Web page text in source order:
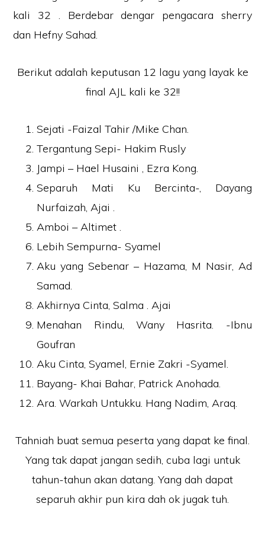
kali 32 . Berdebar dengar pengacara sherry
dan Hefny Sahad.
Berikut adalah keputusan 12 lagu yang layak ke
final AJL kali ke 32!!
Sejati -Faizal Tahir /Mike Chan.
Tergantung Sepi- Hakim Rusly
Jampi – Hael Husaini , Ezra Kong.
Separuh Mati Ku Bercinta-, Dayang
Nurfaizah, Ajai .
Amboi – Altimet .
Lebih Sempurna- Syamel
Aku yang Sebenar – Hazama, M Nasir, Ad
Samad.
Akhirnya Cinta, Salma . Ajai
Menahan Rindu, Wany Hasrita. -Ibnu
Goufran
Aku Cinta, Syamel, Ernie Zakri -Syamel.
Bayang- Khai Bahar, Patrick Anohada.
Ara. Warkah Untukku. Hang Nadim, Araq.
Tahniah buat semua peserta yang dapat ke final.
Yang tak dapat jangan sedih, cuba lagi untuk
tahun-tahun akan datang. Yang dah dapat
separuh akhir pun kira dah ok jugak tuh.